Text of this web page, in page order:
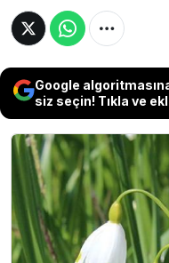
Google
siz seçin! Tıkla ve